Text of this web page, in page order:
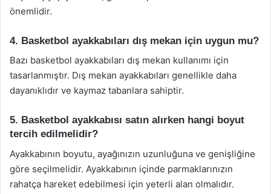
önemlidir.
4. Basketbol ayakkabıları dış mekan için uygun mu?
Bazı basketbol ayakkabıları dış mekan kullanımı için
tasarlanmıştır. Dış mekan ayakkabıları genellikle daha
dayanıklıdır ve kaymaz tabanlara sahiptir.
5. Basketbol ayakkabısı satın alırken hangi boyut
tercih edilmelidir?
Ayakkabının boyutu, ayağınızın uzunluğuna ve genişliğine
göre seçilmelidir. Ayakkabının içinde parmaklarınızın
rahatça hareket edebilmesi için yeterli alan olmalıdır.